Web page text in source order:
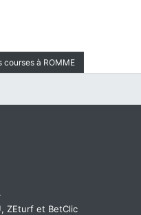
courses à ROMME
ZEturf et BetClic